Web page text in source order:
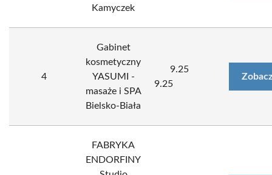
Kamyczek
4
Gabinet
kosmetyczny
YASUMI -
masaże i SPA
Bielsko-Biała
9.25
9.25
FABRYKA
ENDORFINY